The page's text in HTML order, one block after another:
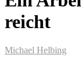
reicht
Michael Helbing